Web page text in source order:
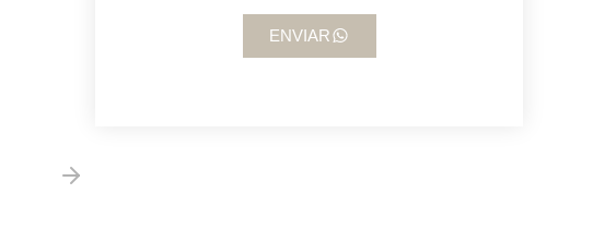
ENVIAR